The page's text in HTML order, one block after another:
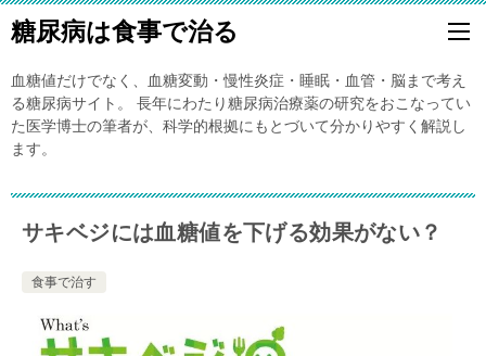
糖尿病は食事で治る
血糖値だけでなく、血糖変動・慢性炎症・睡眠・血管・脳まで考え
る糖尿病サイト。 長年にわたり糖尿病治療薬の研究をおこなってい
た医学博士の筆者が、科学的根拠にもとづいて分かりやすく解説し
ます。
サキベジには血糖値を下げる効果がない？
食事で治す